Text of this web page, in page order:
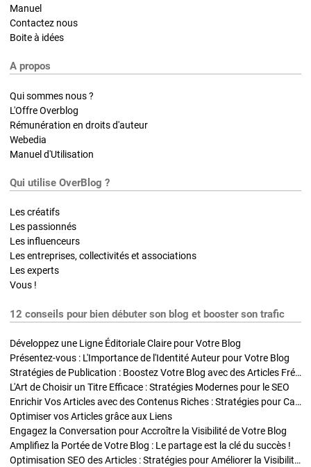
Manuel
Contactez nous
Boite à idées
A propos
Qui sommes nous ?
L'Offre Overblog
Rémunération en droits d'auteur
Webedia
Manuel d'Utilisation
Qui utilise OverBlog ?
Les créatifs
Les passionnés
Les influenceurs
Les entreprises, collectivités et associations
Les experts
Vous !
12 conseils pour bien débuter son blog et booster son trafic
Développez une Ligne Éditoriale Claire pour Votre Blog
Présentez-vous : L'Importance de l'Identité Auteur pour Votre Blog
Stratégies de Publication : Boostez Votre Blog avec des Articles Fréquents et Exclusifs
L'Art de Choisir un Titre Efficace : Stratégies Modernes pour le SEO
Enrichir Vos Articles avec des Contenus Riches : Stratégies pour Captiver et Optimiser
Optimiser vos Articles grâce aux Liens
Engagez la Conversation pour Accroître la Visibilité de Votre Blog
Amplifiez la Portée de Votre Blog : Le partage est la clé du succès !
Optimisation SEO des Articles : Stratégies pour Améliorer la Visibilité de Votre Blog